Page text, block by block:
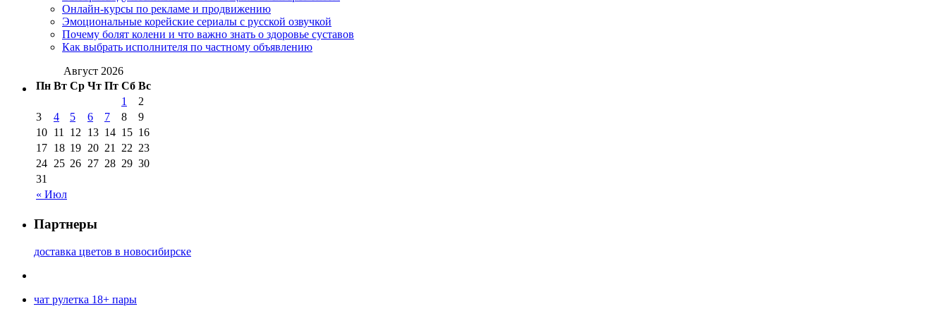
Онлайн-курсы по рекламе и продвижению
Эмоциональные корейские сериалы с русской озвучкой
Почему болят колени и что важно знать о здоровье суставов
Как выбрать исполнителя по частному объявлению
Август 2026
Пн Вт Ср Чт Пт Сб Вс
« Июл
1
2
3
4 5 6 7 8
9
10 11 12 13 14 15 16
17 18 19 20 21 22 23
24 25 26 27 28 29 30
31
Партнеры
доставка цветов в новосибирске
чат рулетка 18+ пары